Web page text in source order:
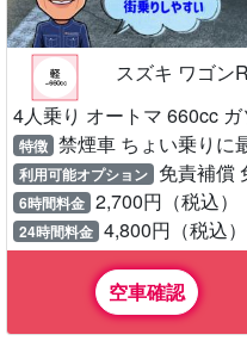
スズキ ワゴンR
4人乗り オートマ 660cc
特徴 禁煙車 ちょい乗りに
利用可能オプション 免責補償
6時間料金 2,700円（税込）
24時間料金 4,800円（税込）
空車確認